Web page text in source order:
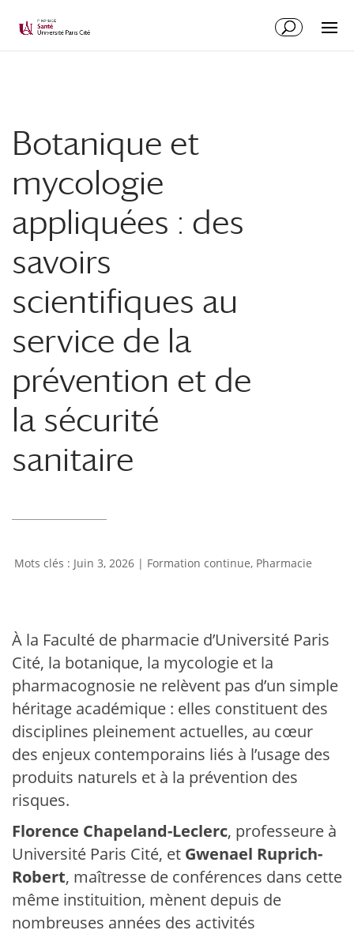
Botanique et
mycologie
appliquées : des
savoirs
scientifiques au
service de la
prévention et de
la sécurité
sanitaire
Juin 3, 2026 | Formation continue, Pharmacie
À la Faculté de pharmacie d’Université Paris
Cité, la botanique, la mycologie et la
pharmacognosie ne relèvent pas d’un simple
héritage académique : elles constituent des
disciplines pleinement actuelles, au cœur
des enjeux contemporains liés à l’usage des
produits naturels et à la prévention des
risques.
Florence Chapeland-Leclerc, professeure à
Université Paris Cité, et Gwenael Ruprich-
Robert, maîtresse de conférences dans cette
même instituition, mènent depuis de
nombreuses années des activités